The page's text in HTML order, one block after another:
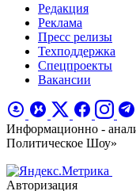
Редакция
Реклама
Пресс релизы
Техподдержка
Спецпроекты
Вакансии
Информационно -
Политическое Шоу»
Авторизация